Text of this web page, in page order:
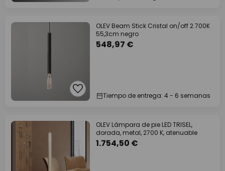
OLEV Beam Stick Cristal on/off 2.700K
55,3cm negro
548,97 €
Tiempo de entrega: 4 - 6 semanas
OLEV Lámpara de pie LED TRISEL,
dorada, metal, 2700 K, atenuable
1.754,50 €